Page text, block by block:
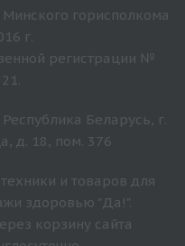
горисполкома
г.
регистрации №
Беларусь, г.
д. 18, пом. 376
и товаров для
здоровью "Да!".
корзину сайта